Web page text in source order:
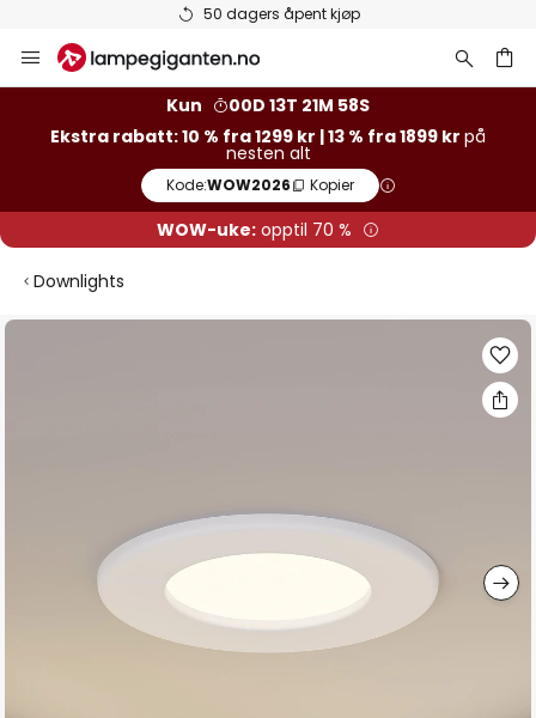
50 dagers åpent kjøp
Hopp
til
Kun
00D 13T 21M 57S
Ekstra rabatt: 10 % fra 1299 kr | 13 % fra 1899 kr på
nesten alt
Kode:WOW2026 Kopier
WOW-uke: opptil 70 %
Downlights
Gå